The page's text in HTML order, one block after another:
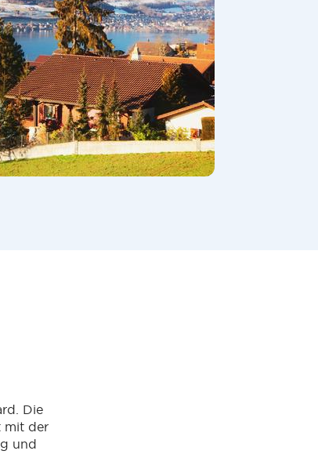
Die
mit der
und